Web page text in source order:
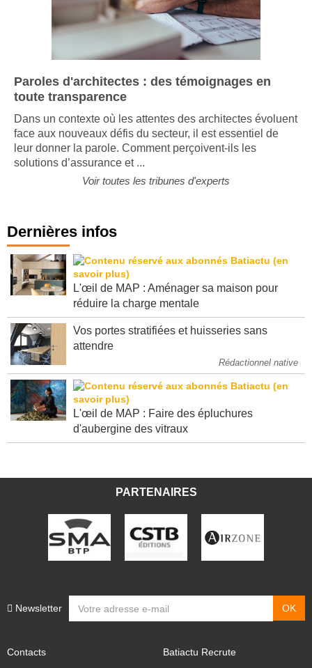
Paroles d'architectes : des témoignages en
toute transparence
Dans un contexte où les attentes des architectes évoluent
face aux nouveaux défis du secteur, il est essentiel de
leur donner la parole. Comment perçoivent-ils les
Dernières infos
L'œil de MAP : Aménager sa maison pour
Vos portes stratifiées et huisseries sans
Rédactionnel native
L'œil de MAP : Faire des épluchures